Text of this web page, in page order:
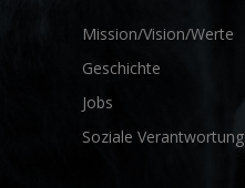
Mission/Vision/Werte
Geschichte
Jobs
Soziale Verantwortung